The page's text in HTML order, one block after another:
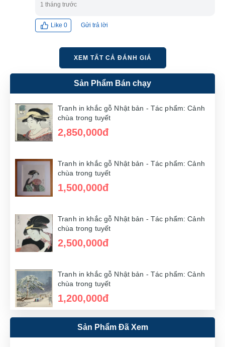
1 tháng trước
Like 0 Gửi trả lời
XEM TẤT CẢ ĐÁNH GIÁ
Sản Phẩm Bán chạy
Tranh in khắc gỗ Nhật bản - Tác phẩm: Cảnh
chùa trong tuyết
2,850,000đ
Tranh in khắc gỗ Nhật bản - Tác phẩm: Cảnh
chùa trong tuyết
1,500,000đ
Tranh in khắc gỗ Nhật bản - Tác phẩm: Cảnh
chùa trong tuyết
2,500,000đ
Tranh in khắc gỗ Nhật bản - Tác phẩm: Cảnh
chùa trong tuyết
1,200,000đ
Tranh in khắc gỗ Nhật bản - Tác phẩm: Cảnh
chùa trong tuyết
Sản Phẩm Đã Xem